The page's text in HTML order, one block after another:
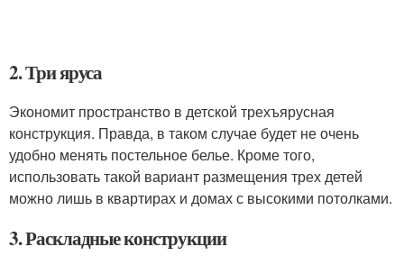
2. Три яруса
Экономит пространство в детской трехъярусная
конструкция. Правда, в таком случае будет не очень
удобно менять постельное белье. Кроме того,
использовать такой вариант размещения трех детей
можно лишь в квартирах и домах с высокими потолками.
3. Раскладные конструкции